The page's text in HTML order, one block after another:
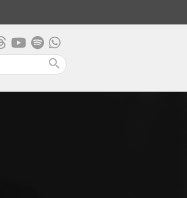
search